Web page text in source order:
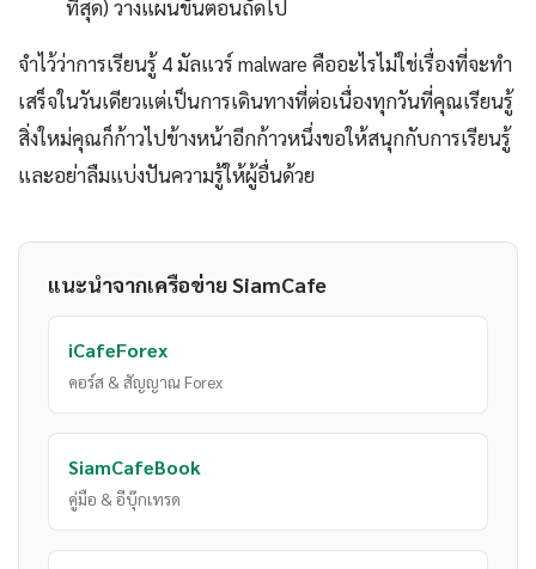
ที่สุด) วางแผนขั้นตอนถัดไป
จำไว้ว่าการเรียนรู้ 4 มัลแวร์ malware คืออะไรไม่ใช่เรื่องที่จะทำ
เสร็จในวันเดียวแต่เป็นการเดินทางที่ต่อเนื่องทุกวันที่คุณเรียนรู้
สิ่งใหม่คุณก็ก้าวไปข้างหน้าอีกก้าวหนึ่งขอให้สนุกกับการเรียนรู้
และอย่าลืมแบ่งปันความรู้ให้ผู้อื่นด้วย
แนะนำจากเครือข่าย SiamCafe
iCafeForex
คอร์ส & สัญญาณ Forex
SiamCafeBook
คู่มือ & อีบุ๊กเทรด